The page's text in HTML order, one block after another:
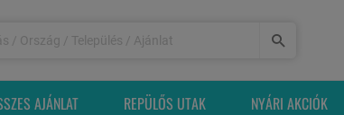
AJÁNLAT REPÜLŐS UTAK NYÁRI AKCIÓK